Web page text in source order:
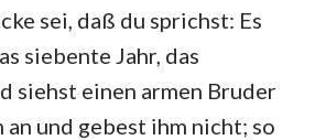
sei, daß du sprichst: Es
siebente Jahr, das
siehst einen armen Bruder
und gebest ihm nicht; so